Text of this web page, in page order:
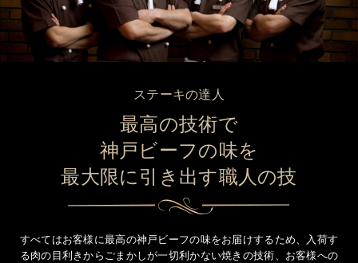
ステーキの達人
最高の技術で
神戸ビーフの味を
最大限に引き出す職人の技
すべてはお客様に最高の神戸ビーフの味をお届けするため、
入荷す
る肉の目利きからごまかしが一切利かない焼きの技術、お客様への